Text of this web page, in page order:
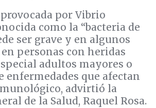
por Vibrio
como la “bacteria de
ser grave y en algunos
personas con heridas
adultos mayores o
enfermedades que afectan
advirtió la
de la Salud, Raquel Rosa.